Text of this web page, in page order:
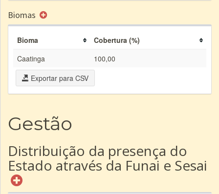
Biomas
Bioma
Cobertura (%)
Caatinga
100,00
Exportar para CSV
Gestão
Distribuição da presença do
Estado através da Funai e Sesai